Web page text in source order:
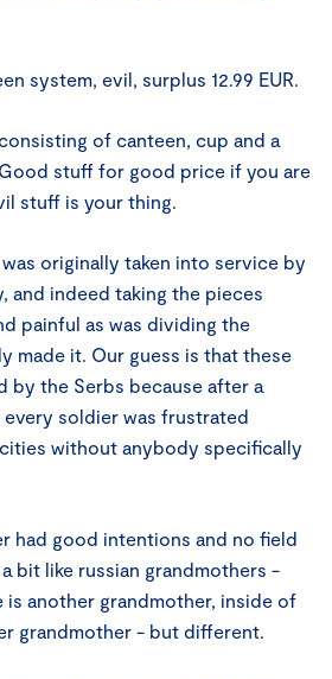
system, evil, surplus 12.99 EUR.
of canteen, cup and a
stuff for good price if you are
stuff is your thing.
originally taken into service by
and indeed taking the pieces
painful as was dividing the
made it. Our guess is that these
by the Serbs because after a
soldier was frustrated
without anybody specifically
had good intentions and no field
bit like russian grandmothers -
another grandmother, inside of
grandmother - but different.